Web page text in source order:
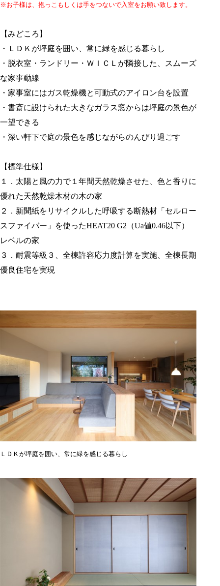
※お子様は、抱っこもしくは手をつないで入室をお願い致します。
【みどころ】
・ＬＤＫが坪庭を囲い、常に緑を感じる暮らし
・脱衣室・ランドリー・ＷＩＣＬが隣接した、スムーズ
な家事動線
・家事室にはガス乾燥機と可動式のアイロン台を設置
・書斎に設けられた大きなガラス窓からは坪庭の景色が
一望できる
・深い軒下で庭の景色を感じながらのんびり過ごす
【標準仕様】
１．太陽と風の力で１年間天然乾燥させた、色と香りに
優れた天然乾燥木材の木の家
２．新聞紙をリサイクルした呼吸する断熱材「セルロー
スファイバー」を使ったHEAT20 G2（Ua値0.46以下）
レベルの家
３．耐震等級３、全棟許容応力度計算を実施、全棟長期
優良住宅を実現
ＬＤＫが坪庭を囲い、常に緑を感じる暮らし